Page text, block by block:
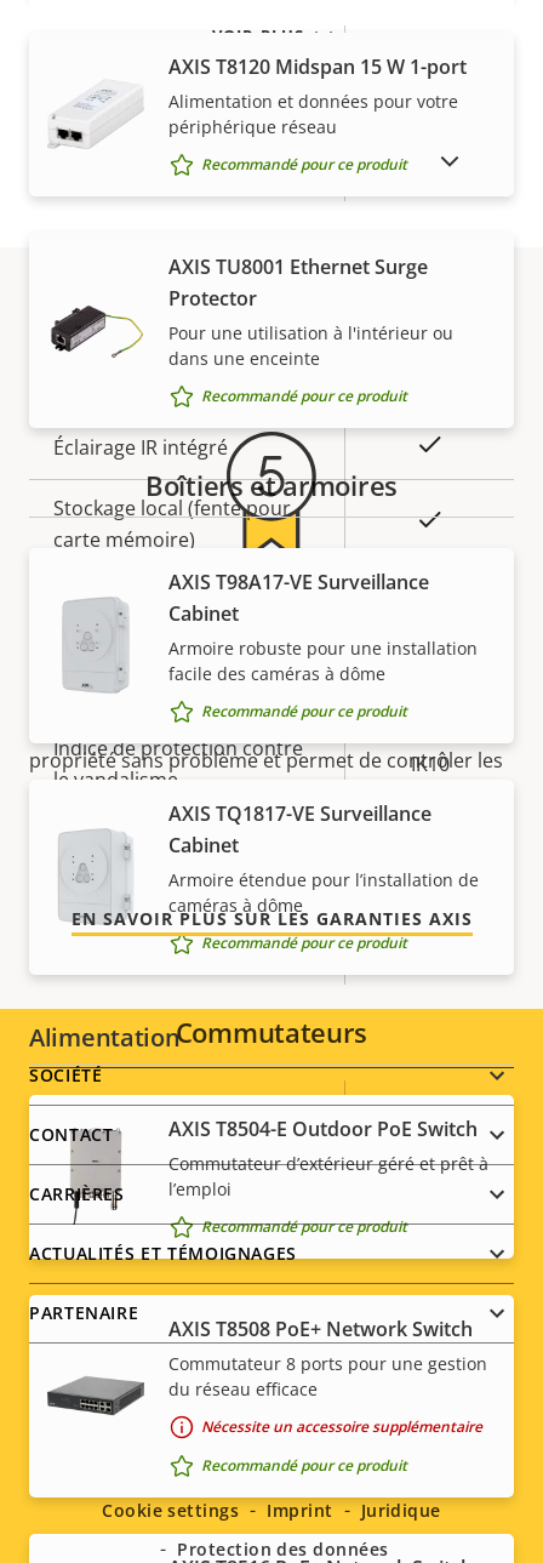
de la
propriété
Valeur de
propriété
Démarrage sécurisé –
Secure keystore
Description
de la
Valeur de
la
propriété
Focus à distance –
Zoom à distance
Éclairage IR intégré
Stockage local (fente pour
carte mémoire)
Oui
Température de
fonctionnement
Utilisable en extérieur
Indice de protection contre
le vandalisme
IK10
Indice de protection IP
Conçu pour être repeint Oui
Développement durable PVC free
Alimentation
Description
de la
propriété
Valeur de
la
propriété
Puissance (max.) 13.8 W
Puissance (moyenne) 8.6 W
VOIR PLUS
AXIS T8120 Midspan 15 W 1-port
Alimentation et données pour votre
périphérique réseau
Recommandé pour ce produit
AXIS TU8001 Ethernet Surge
Protector
Pour une utilisation à l'intérieur ou
dans une enceinte
Recommandé pour ce produit
Boîtiers et armoires
AXIS T98A17-VE Surveillance
Cabinet
Armoire robuste pour une installation
facile des caméras à dôme
Recommandé pour ce produit
AXIS TQ1817-VE Surveillance
Cabinet
Armoire étendue pour l’installation de
caméras à dôme
Recommandé pour ce produit
Commutateurs
AXIS T8504-E Outdoor PoE Switch
Commutateur d’extérieur géré et prêt à
l’emploi
Recommandé pour ce produit
AXIS T8508 PoE+ Network Switch
Commutateur 8 ports pour une gestion
du réseau efficace
Nécessite un accessoire supplémentaire
Recommandé pour ce produit
AFFICHER LES PRODUITS ABANDONNÉS
Garantie
5 ans de garantie pour plus
de tranquillité d'esprit
Notre nouvelle garantie de 5 ans offre des années de
propriété sans problème et permet de contrôler les
caractères, vous obtenez exactement ce que nous
promettons.
EN SAVOIR PLUS SUR LES GARANTIES AXIS
Footer
menu
SOCIÉTÉ
CONTACT
CARRIÈRES
ACTUALITÉS ET TÉMOIGNAGES
PARTENAIRE
Social
menu
Cookie settings Imprint
Juridique
Protection des données